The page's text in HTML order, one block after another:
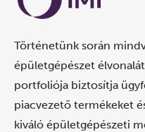
Történetünk során
épületgépészet
portfoliója biztosítja
piacvezető termékeket
kiváló épületgépészeti